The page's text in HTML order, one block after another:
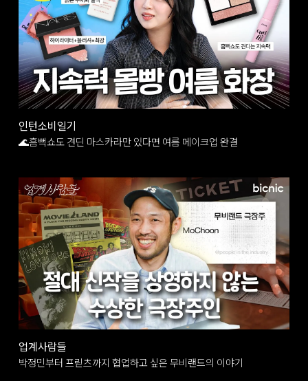
인턴소비일기
🌊흠뻑쇼도 견딘 마스카라만 있다면 여름 메이크업 완결
업계사람들
박정민부터 프릳츠까지 협업하고 싶은 무비랜드의 이야기